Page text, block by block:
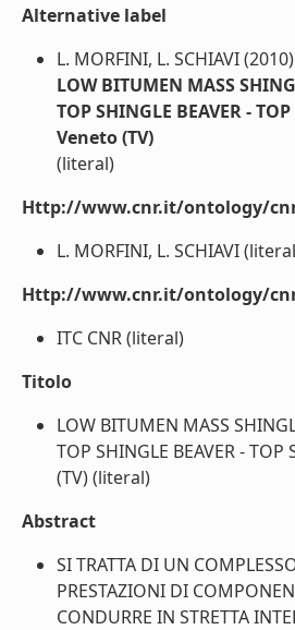
Alternative label
L. MORFINI, L. SCHIAVI (2010)
LOW BITUMEN MASS
TOP SHINGLE BEAVER -
Veneto (TV)
(literal)
Http://www.cnr.it/ontology/
L. MORFINI, L. SCHIAVI
Http://www.cnr.it/ontology/
ITC CNR (literal)
Titolo
LOW BITUMEN MASS
TOP SHINGLE BEAVER -
(TV) (literal)
Abstract
SI TRATTA DI UN
PRESTAZIONI DI
CONDURRE IN STRETTA